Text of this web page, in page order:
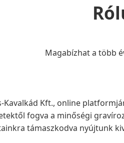
Magabízhat a több
Kft., online
fogva a minőségi
támaszkodva nyújtunk